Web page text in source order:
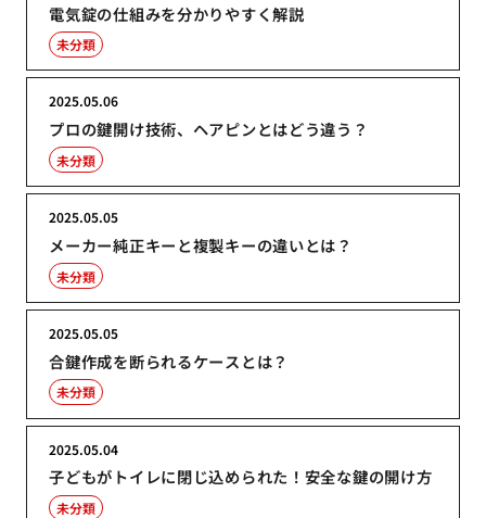
電気錠の仕組みを分かりやすく解説
未分類
プロの鍵開け技術、ヘアピンとはどう違う？
2025.05.06
未分類
メーカー純正キーと複製キーの違いとは？
2025.05.05
未分類
合鍵作成を断られるケースとは？
2025.05.05
未分類
子どもがトイレに閉じ込められた！安全な鍵の開け方
2025.05.04
未分類